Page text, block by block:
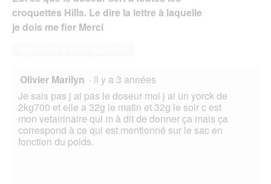
croquettes Hills. Le dire la lettre à laquelle
je dois me fier Merci
Olivier Marilyn · il y a 3 années
Je sais pas j ai pas le doseur moi j ai un yorck de
2kg700 et elle a 32g le matin et 32g le soir c est
mon vetairinaire qui m à dit de donner ça mais ça
correspond à ce qui est mentionné sur le sac en
fonction du poids.